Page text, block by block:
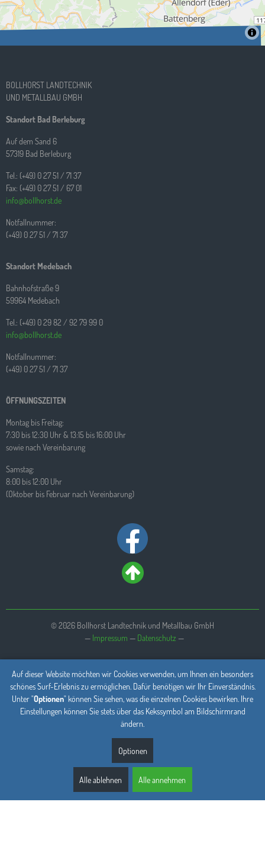
BOLLHORST LANDTECHNIK
UND METALLBAU GMBH
Standort Bad Berleburg
Auf dem Sand 6
57319 Bad Berleburg
Tel.: (+49) 0 27 51 / 71 37
Fax: (+49) 0 27 51 / 67 01
info@bollhorst.de
Notfallnummer:
(+49) 0 27 51 / 71 37
Standort Medebach
Bahnhofstraße 9
59964 Medebach
Tel.: (+49) 0 29 82 / 92 79 99 0
info@bollhorst.de
Notfallnummer:
(+49) 0 27 51 / 71 37
ÖFFNUNGSZEITEN
Montag bis Freitag:
7:30 bis 12:30 Uhr & 13:15 bis 16:00 Uhr
sowie nach Vereinbarung
Samstag:
8:00 bis 12:00 Uhr
(Oktober bis Februar nach Vereinbarung)
© 2026 Bollhorst Landtechnik und Metallbau GmbH
— Impressum — Datenschutz
Auf dieser Website möchten wir Cookies verwenden, um Ihnen ein besonders
schönes Surf-Erlebnis zu ermöglichen. Dafür benötigen wir Ihr Einverständnis.
Unter "Optionen" können Sie sehen, was die einzelnen Cookies bewirken. Ihre
Einstellungen können Sie stets über das Kekssymbol am Bildschirmrand
ändern.
Optionen
Alle ablehnen Alle annehmen